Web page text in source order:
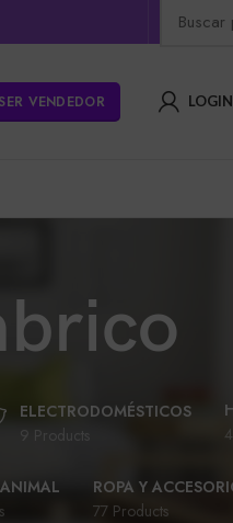
SER VENDEDOR
ELECTRODOMÉSTICOS
9 Products
ROPA Y
77 Products